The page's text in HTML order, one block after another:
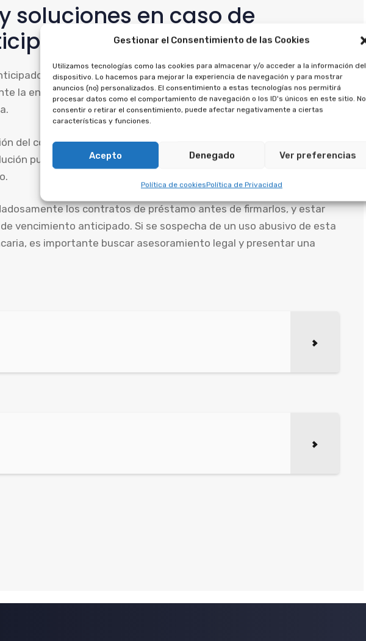
Gestionar el Consentimiento de las Cookies
Utilizamos tecnologías como las cookies para almacenar y/o acceder a la información del
dispositivo. Lo hacemos para mejorar la experiencia de navegación y para mostrar
anuncios (no) personalizados. El consentimiento a estas tecnologías nos permitirá
procesar datos como el comportamiento de navegación o los ID's únicos en este sitio. No
consentir o retirar el consentimiento, puede afectar negativamente a ciertas
características y funciones.
Acepto Denegado Ver preferencias
Política de cookiesPolítica de Privacidad
soluciones en caso de
de un préstamo de manera injustificada, el prestatario
la entidad bancaria y, si es necesario, ante las autoridades
del contrato de préstamo, de tal manera que se ajuste a la ley y
puede ser la eliminación de la cláusula de vencimiento
los contratos de préstamo antes de firmarlos, y estar
vencimiento anticipado. Si se sospecha de un uso abusivo de esta
es importante buscar asesoramiento legal y presentar una